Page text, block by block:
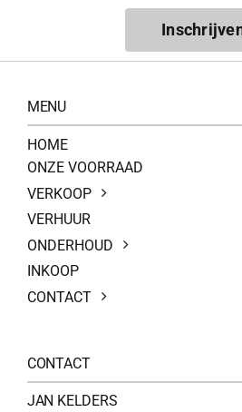
MENU
HOME
ONZE VOORRAAD
VERKOOP
VERHUUR
ONDERHOUD
INKOOP
CONTACT
CONTACT
JAN KELDERS